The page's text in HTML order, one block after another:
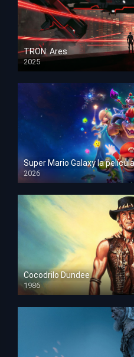
TRON: Ares
2025
HD 1080p
Super Mario Galaxy la película
2026
HD 1080p
Cocodrilo Dundee
1986
HD 1080p